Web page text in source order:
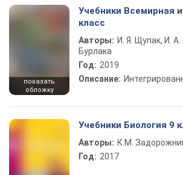
показать
обложку
Учебники Всемирная
класс
Авторы: И. Я. Щупак, И. А.
Бурлака
Год: 2019
Описание:
Учебники Биология 9
Авторы: К.М.
Год: 2017